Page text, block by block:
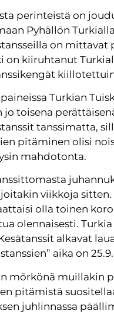
perinteistä on
Pyhällön
on mittavat
on kiiruhtanut
Turkian
jo toisena
tanssimatta,
pitäminen olisi
mahdotonta.
viikkoja sitten.
olla toinen
olennaisesti.
alkavat
aika on 25.9.
mörkönä muillakin
pitämistä
juhlinnassa